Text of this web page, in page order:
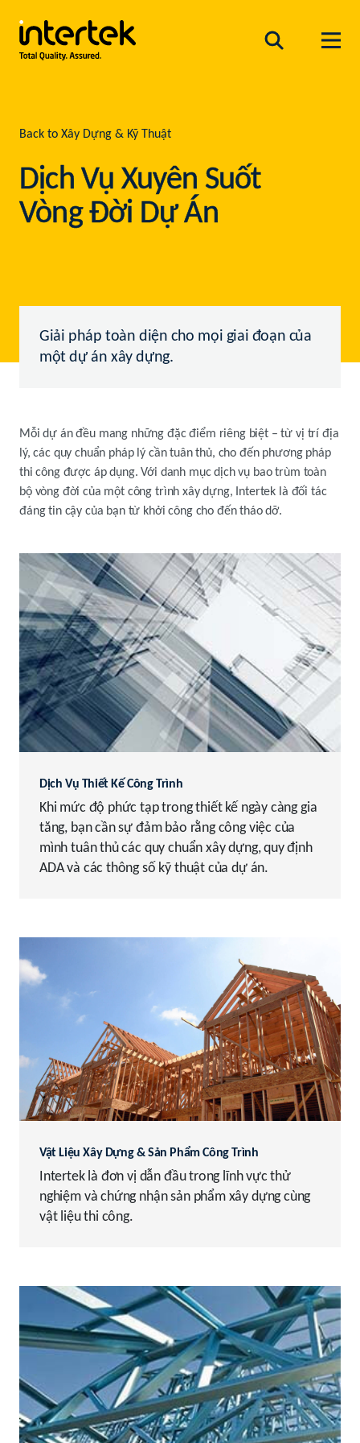
Back to Xây Dựng & Kỹ Thuật
Dịch Vụ Xuyên Suốt
Vòng Đời Dự Án
Giải pháp toàn diện cho mọi giai đoạn của
một dự án xây dựng.
Mỗi dự án đều mang những đặc điểm riêng biệt – từ vị trí địa
lý, các quy chuẩn pháp lý cần tuân thủ, cho đến phương pháp
thi công được áp dụng. Với danh mục dịch vụ bao trùm toàn
bộ vòng đời của một công trình xây dựng, Intertek là đối tác
đáng tin cậy của bạn từ khởi công cho đến tháo dỡ.
Dịch Vụ Thiết Kế Công Trình
Khi mức độ phức tạp trong thiết kế ngày càng gia
tăng, bạn cần sự đảm bảo rằng công việc của
mình tuân thủ các quy chuẩn xây dựng, quy định
ADA và các thông số kỹ thuật của dự án.
Vật Liệu Xây Dựng & Sản Phẩm Công Trình
Intertek là đơn vị dẫn đầu trong lĩnh vực thử
nghiệm và chứng nhận sản phẩm xây dựng cùng
vật liệu thi công.